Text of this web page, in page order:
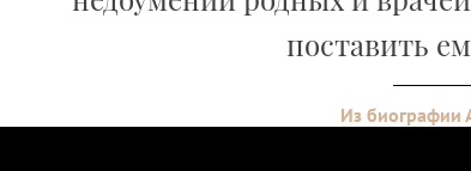
поставить
Из биографии